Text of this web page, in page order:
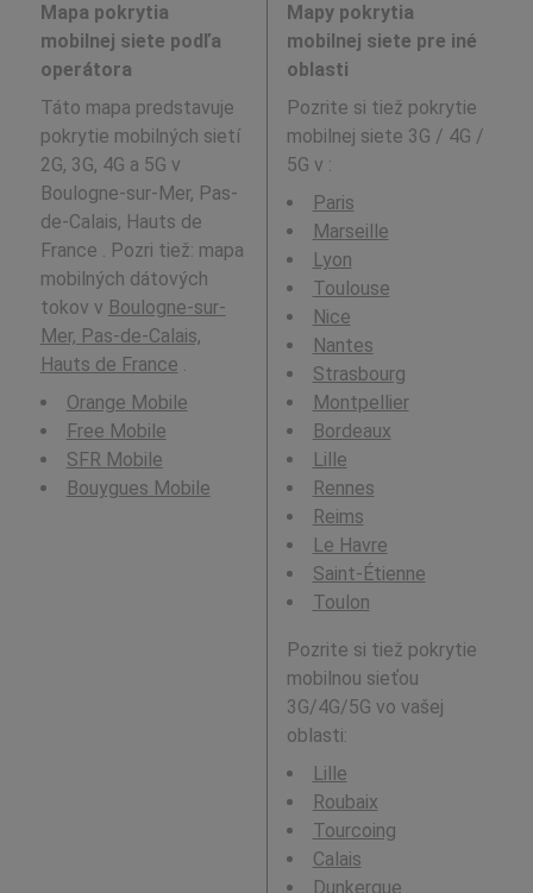
Mapa pokrytia
mobilnej siete podľa
operátora
Táto mapa predstavuje
pokrytie mobilných sietí
2G, 3G, 4G a 5G v
Boulogne-sur-Mer, Pas-
de-Calais, Hauts de
France . Pozri tiež: mapa
mobilných dátových
tokov v Boulogne-sur-
Mer, Pas-de-Calais,
Hauts de France .
Orange Mobile
Free Mobile
SFR Mobile
Bouygues Mobile
Mapy pokrytia
mobilnej siete pre iné
oblasti
Pozrite si tiež pokrytie
mobilnej siete 3G / 4G /
5G v :
Paris
Marseille
Lyon
Toulouse
Nice
Nantes
Strasbourg
Montpellier
Bordeaux
Lille
Rennes
Reims
Le Havre
Saint-Étienne
Toulon
Pozrite si tiež pokrytie
mobilnou sieťou
3G/4G/5G vo vašej
oblasti:
Lille
Roubaix
Tourcoing
Calais
Dunkerque